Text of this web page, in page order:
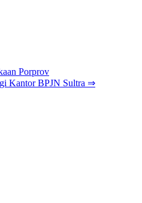
Porprov
Kantor BPJN Sultra ⇒